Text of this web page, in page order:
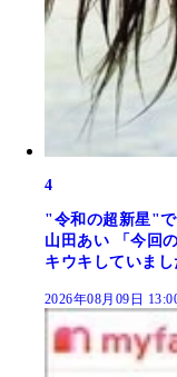
4
"令和の超新星"で
山田あい 「今回
キウキしていまし
2026年08月09日